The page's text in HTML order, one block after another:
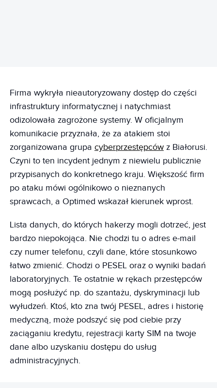
Firma wykryła nieautoryzowany dostęp do części
infrastruktury informatycznej i natychmiast
odizolowała zagrożone systemy. W oficjalnym
komunikacie przyznała, że za atakiem stoi
zorganizowana grupa cyberprzestępców z Białorusi.
Czyni to ten incydent jednym z niewielu publicznie
przypisanych do konkretnego kraju. Większość firm
po ataku mówi ogólnikowo o nieznanych
sprawcach, a Optimed wskazał kierunek wprost.
Lista danych, do których hakerzy mogli dotrzeć, jest
bardzo niepokojąca. Nie chodzi tu o adres e-mail
czy numer telefonu, czyli dane, które stosunkowo
łatwo zmienić. Chodzi o PESEL oraz o wyniki badań
laboratoryjnych. Te ostatnie w rękach przestępców
mogą posłużyć np. do szantażu, dyskryminacji lub
wyłudzeń. Ktoś, kto zna twój PESEL, adres i historię
medyczną, może podszyć się pod ciebie przy
zaciąganiu kredytu, rejestracji karty SIM na twoje
dane albo uzyskaniu dostępu do usług
administracyjnych.